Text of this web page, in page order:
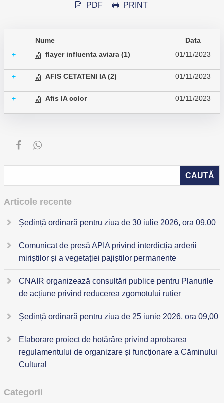
PDF PRINT
Nume
Data
+
flayer influenta aviara (1) 01/11/2023
+ AFIS CETATENI IA (2) 01/11/2023
+ Afis IA color 01/11/2023
Articole recente
Ședință ordinară pentru ziua de 30 iulie 2026, ora 09,00
Comunicat de presă APIA privind interdicția arderii
miriștilor și a vegetației pajiștilor permanente
CNAIR organizează consultări publice pentru Planurile
de acțiune privind reducerea zgomotului rutier
Ședință ordinară pentru ziua de 25 iunie 2026, ora 09,00
Elaborare proiect de hotărâre privind aprobarea
regulamentului de organizare și funcționare a Căminului
Cultural
Categorii